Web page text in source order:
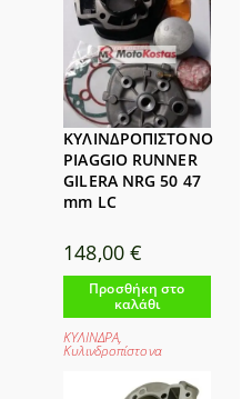
ΚΥΛΙΝΔΡΟΠΙΣΤΟΝΟ
PIAGGIO RUNNER
GILERA NRG 50 47
mm LC
148,00 €
Προσθήκη στο
καλάθι
ΚΥΛΙΝΔΡΑ,
Κυλινδροπίστονα